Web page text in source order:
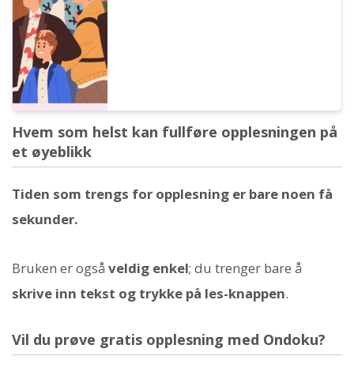
Hvem som helst kan fullføre opplesningen på
et øyeblikk
Tiden som trengs for opplesning er bare noen få
sekunder.
Bruken er også veldig enkel; du trenger bare å
skrive inn tekst og trykke på les-knappen.
Vil du prøve gratis opplesning med Ondoku?